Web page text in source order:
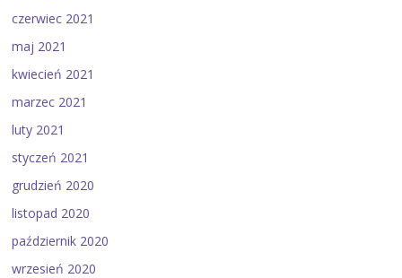
czerwiec 2021
maj 2021
kwiecień 2021
marzec 2021
luty 2021
styczeń 2021
grudzień 2020
listopad 2020
październik 2020
wrzesień 2020